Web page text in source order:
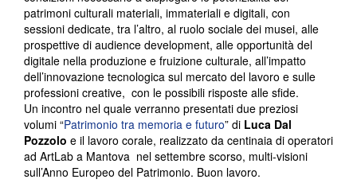
patrimoni culturali materiali, immateriali e digitali, con
sessioni dedicate, tra l’altro, al ruolo sociale dei musei, alle
prospettive di audience development, alle opportunità del
digitale nella produzione e fruizione culturale, all’impatto
dell’innovazione tecnologica sul mercato del lavoro e sulle
professioni creative, con le possibili risposte alle sfide.
Un incontro nel quale verranno presentati due preziosi
volumi “Patrimonio tra memoria e futuro” di Luca Dal
Pozzolo e il lavoro corale, realizzato da centinaia di operatori
ad ArtLab a Mantova nel settembre scorso, multi-visioni
sull’Anno Europeo del Patrimonio. Buon lavoro.